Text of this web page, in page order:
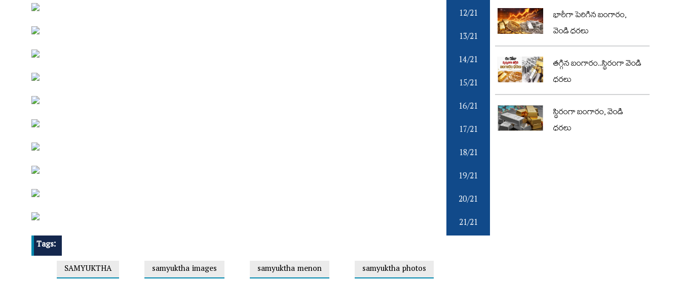
12/21
13/21
14/21
15/21
16/21
17/21
18/21
19/21
20/21
21/21
Tags:
SAMYUKTHA
samyuktha images samyuktha menon
samyuktha photos
భారీగా పెరిగిన బంగారం,
వెండి ధరలు
తగ్గిన బంగారం..స్థిరంగా వెండి
ధరలు
స్థిరంగా బంగారం, వెండి
ధరలు